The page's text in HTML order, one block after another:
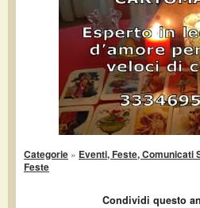
Categorie » Eventi, Feste, Comunicati
Feste
Condividi questo